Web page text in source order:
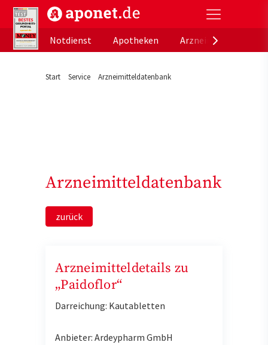
aponet.de - Das offizielle Gesundheitsportal der
Notdienst
Apotheken
Start Service Arzneimitteldatenbank
Arzneimitteldatenbank
zurück
Arzneimitteldetails zu
„Paidoflor“
Darreichung: Kautabletten
Anbieter: Ardeypharm GmbH